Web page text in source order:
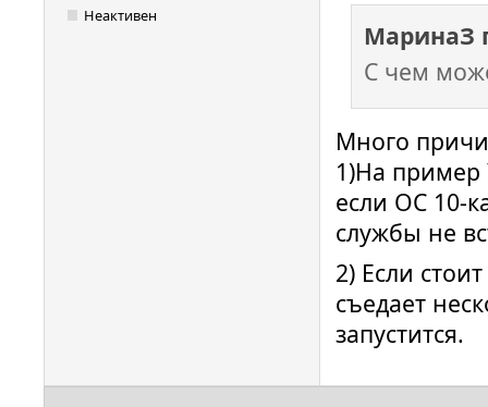
Неактивен
МаринаЗ
С чем
Много
1)На пример
если ОС 10-
службы не
2) Если
съедает
запустится.